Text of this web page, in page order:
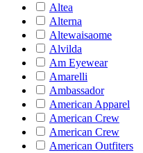
Altea
Alterna
Altewaisaome
Alvilda
Am Eyewear
Amarelli
Ambassador
American Apparel
American Crew
American Crew
American Outfiters